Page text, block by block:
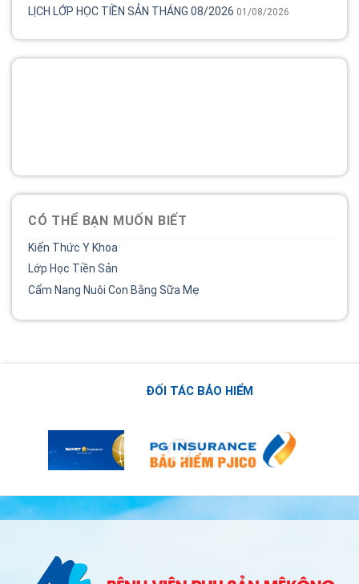
LỊCH LỚP HỌC TIỀN SẢN THÁNG 08/2026 01/08/2026
CÓ THỂ BẠN MUỐN BIẾT
Kiến Thức Y Khoa
Lớp Học Tiền Sản
Cẩm Nang Nuôi Con Bằng Sữa Mẹ
ĐỐI TÁC BẢO HIỂM